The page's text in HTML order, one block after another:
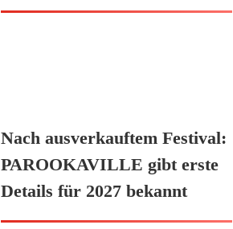
Nach ausverkauftem Festival:
PAROOKAVILLE gibt erste
Details für 2027 bekannt